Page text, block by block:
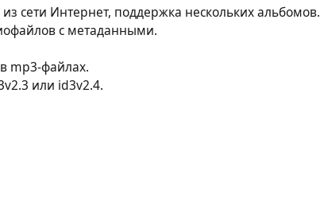
сети Интернет, поддержка нескольких альбомов.
с метаданными.
mp3-файлах.
или id3v2.4.